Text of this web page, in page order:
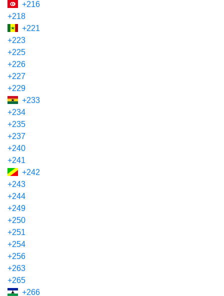
+216
+218
+221
+223
+225
+226
+227
+229
+233
+234
+235
+237
+240
+241
+242
+243
+244
+249
+250
+251
+254
+256
+263
+265
+266